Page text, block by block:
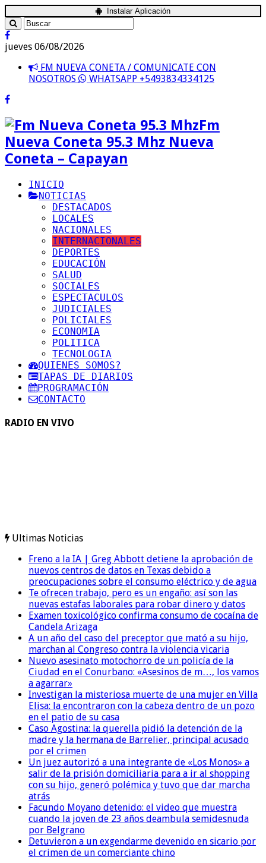
Instalar Aplicación
jueves 06/08/2026
FM NUEVA CONETA / COMUNICATE CON
NOSOTROS
WHATSAPP +5493834334125
Fm
Nueva Coneta 95.3 Mhz Nueva
Coneta – Capayan
INICIO
NOTICIAS
DESTACADOS
LOCALES
NACIONALES
INTERNACIONALES
DEPORTES
EDUCACIÓN
SALUD
SOCIALES
ESPECTACULOS
JUDICIALES
POLICIALES
ECONOMIA
POLITICA
TECNOLOGIA
QUIENES SOMOS?
TAPAS DE DIARIOS
PROGRAMACIÓN
CONTACTO
RADIO EN VIVO
Ultimas Noticias
Freno a la IA | Greg Abbott detiene la aprobación de
nuevos centros de datos en Texas debido a
preocupaciones sobre el consumo eléctrico y de agua
Te ofrecen trabajo, pero es un engaño: así son las
nuevas estafas laborales para robar dinero y datos
Examen toxicológico confirma consumo de cocaína de
Candela Arizaga
A un año del caso del preceptor que mató a su hijo,
marchan al Congreso contra la violencia vicaria
Nuevo asesinato motochorro de un policía de la
Ciudad en el Conurbano: «Asesinos de m…, los vamos
a agarrar»
Investigan la misteriosa muerte de una mujer en Villa
Elisa: la encontraron con la cabeza dentro de un pozo
en el patio de su casa
Caso Agostina: la querella pidió la detención de la
madre y la hermana de Barrelier, principal acusado
por el crimen
Un juez autorizó a una integrante de «Los Monos» a
salir de la prisión domiciliaria para a ir al shopping
con su hijo, generó polémica y tuvo que dar marcha
atrás
Facundo Moyano detenido: el video que muestra
cuando la joven de 23 años deambula semidesnuda
por Belgrano
Detuvieron a un exgendarme devenido en sicario por
el crimen de un comerciante chino